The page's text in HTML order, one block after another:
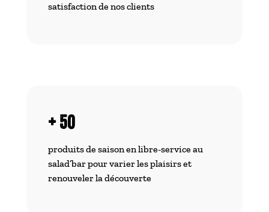
satisfaction de nos clients
+ 50
produits de saison en libre-service au
salad’bar pour varier les plaisirs et
renouveler la découverte